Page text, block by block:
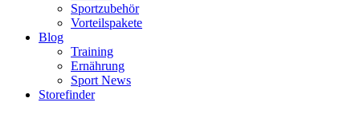
Sportzubehör
Vorteilspakete
Blog
Training
Ernährung
Sport News
Storefinder